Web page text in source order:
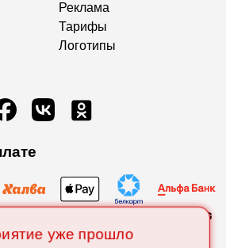
уже прошло
Реклама
Тарифы
Логотипы